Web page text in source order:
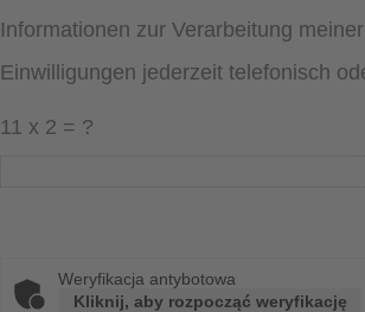
Informationen zur Verarbeitung
Einwilligungen jederzeit telefonisch
11 x 2 = ?
Weryfikacja antybotowa
Kliknij, aby rozpocząć weryfikację